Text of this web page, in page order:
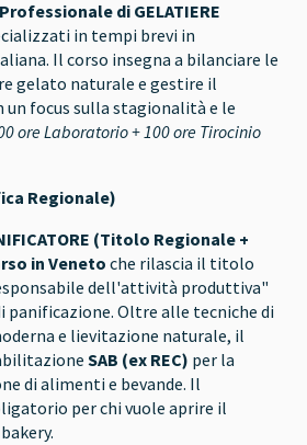
di GELATIERE
in tempi brevi in
Il corso insegna a bilanciare le
gelato naturale e gestire il
focus sulla stagionalità e le
ore Laboratorio + 100 ore Tirocinio
Regionale)
(Titolo Regionale +
in Veneto che rilascia il titolo
dell'attività produttiva"
panificazione. Oltre alle tecniche di
e lievitazione naturale, il
SAB (ex REC) per la
di alimenti e bevande. Il
per chi vuole aprire il